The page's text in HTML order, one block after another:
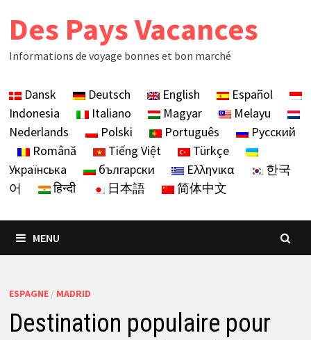
Des Pays Vacances
Informations de voyage bonnes et bon marché
Dansk Deutsch English
Español
Indonesia
Italiano Magyar
Melayu
Nederlands
Polski Português
Русский
Română
Tiếng Việt
Türkçe
Українська
български Ελληνικα
한국
어
हिन्दी 日本語 简体中文
MENU
ESPAGNE/ MADRID
Destination populaire pour